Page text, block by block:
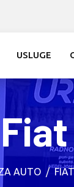
USLUGE
AUTO FIAT